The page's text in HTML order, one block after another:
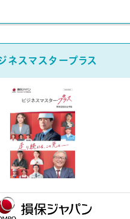
ネスマスタープラス